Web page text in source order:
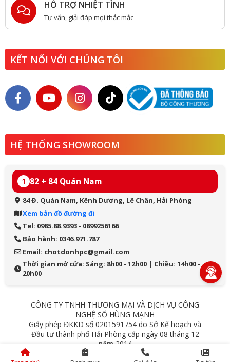
HỖ TRỢ NHIỆT TÌNH
Tư vấn, giải đáp mọi thắc mắc
KẾT NỐI VỚI CHÚNG TÔI
HỆ THỐNG SHOWROOM
1 82 + 84 Quán Nam
84 Đ. Quán Nam, Kênh Dương, Lê Chân, Hải Phòng
Xem bản đồ đường đi
Tel: 0985.88.9393 - 0899256166
Bảo hành: 0346.971.787
Email: chotdonhpc@gmail.com
Thời gian mở cửa: Sáng: 8h00 - 12h00 | Chiều: 14h00 -
20h00
CÔNG TY TNHH THƯƠNG MẠI VÀ DỊCH VỤ CÔNG
NGHỆ SỐ HÙNG MẠNH
Giấy phép ĐKKD số 0201591754 do Sở Kế hoạch và
Đầu tư thành phố Hải Phòng cấp ngày 08 tháng 12
năm 2014
84 Quán Nam - Lê Chân - Hải Phòng